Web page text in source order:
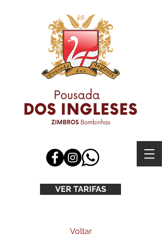
VER TARIFAS
Voltar